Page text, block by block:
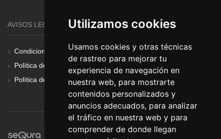
Utilizamos cookies
Usamos cookies y otras técnicas
de rastreo para mejorar tu
experiencia de navegación en
nuestra web, para mostrarte
contenidos personalizados y
anuncios adecuados, para analizar
el tráfico en nuestra web y para
comprender de donde llegan
AVISOS LEGALES
Condiciones Generales
Política de Cookies
Política de Privacidad